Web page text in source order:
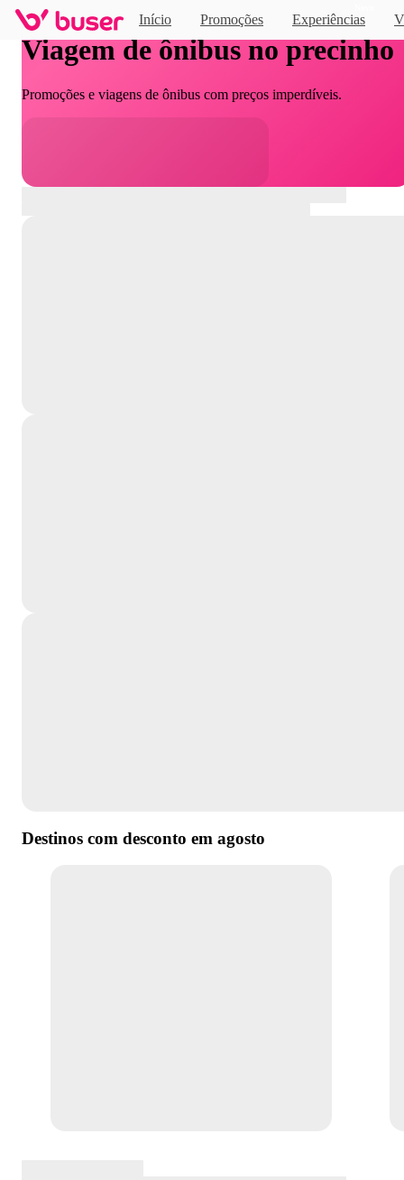
Início Promoções Experiências
Viagem de ônibus no precinho
Promoções e viagens de ônibus com preços imperdíveis.
Destinos com desconto em agosto